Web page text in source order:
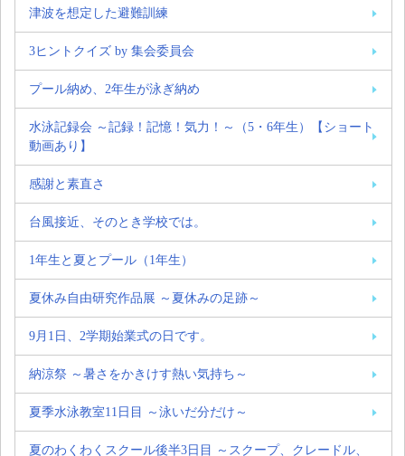
津波を想定した避難訓練
3ヒントクイズ by 集会委員会
プール納め、2年生が泳ぎ納め
水泳記録会 ～記録！記憶！気力！～（5・6年生）【ショート
動画あり】
感謝と素直さ
台風接近、そのとき学校では。
1年生と夏とプール（1年生）
夏休み自由研究作品展 ～夏休みの足跡～
9月1日、2学期始業式の日です。
納涼祭 ～暑さをかきけす熱い気持ち～
夏季水泳教室11日目 ～泳いだ分だけ～
夏のわくわくスクール後半3日目 ～スクープ、クレードル、